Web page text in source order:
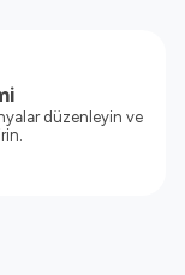
düzenleyin ve